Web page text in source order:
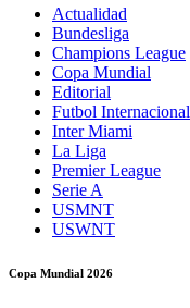
Actualidad
Bundesliga
Champions League
Copa Mundial
Editorial
Futbol Internacional
Inter Miami
La Liga
Premier League
Serie A
USMNT
USWNT
Copa Mundial 2026